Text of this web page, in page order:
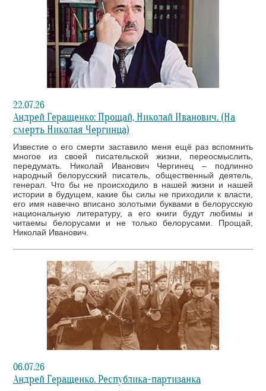
22.07.26
Андрей Геращенко: Прощай, Николай Иванович. (На
смерть Николая Чергинца)
Известие о его смерти заставило меня ещё раз вспомнить
многое из своей писательской жизни, переосмыслить,
передумать. Николай Иванович Чергинец – подлинно
народный белорусский писатель, общественный деятель,
генерал. Что бы не происходило в нашей жизни и нашей
истории в будущем, какие бы силы не приходили к власти,
его имя навечно вписано золотыми буквами в белорусскую
национальную литературу, а его книги будут любимы и
читаемы белорусами и не только белорусами. Прощай,
Николай Иванович.
06.07.26
Андрей Геращенко. Республика-партизанка